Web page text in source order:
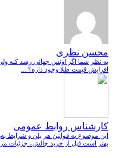
محسن نظری
به نظر شما اگر اونس جهانی رشد کنه
افزایش قیمت طلا وجود داره؟ ...
کارشناس روابط عمومی
این موضوع به قوانین هر پلن و شرایط
بهتر است قبل از خرید چالش، جزئیات